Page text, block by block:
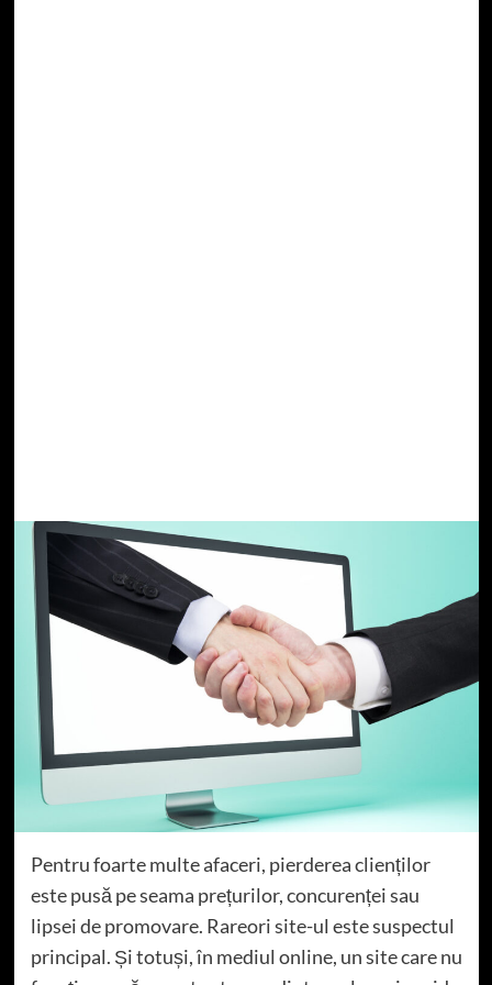
Pentru foarte multe afaceri, pierderea clienților
este pusă pe seama prețurilor, concurenței sau
lipsei de promovare. Rareori site-ul este suspectul
principal. Și totuși, în mediul online, un site care nu